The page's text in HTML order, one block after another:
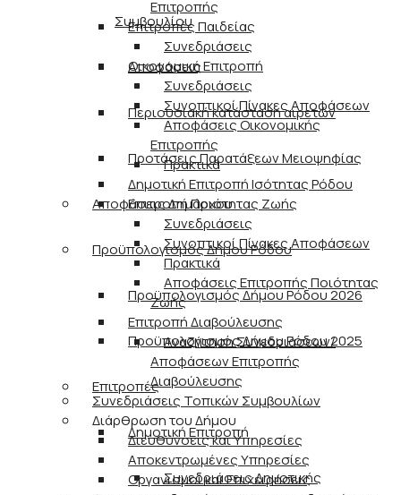
Συμβουλίου
Αποφάσεις
Περιουσιακή κατάσταση αιρετών
Προτάσεις Παρατάξεων Μειοψηφίας
Αποφάσεις Δημάρχου
Προϋπολογισμός Δήμου Ρόδου
Προϋπολογισμός Δήμου Ρόδου 2026
Προϋπολογισμός Δήμου Ρόδου 2025
Επιτροπές
Δημοτική Επιτροπή
Συνεδριάσεις Δημοτικής
Επιτροπής
Επιτροπές Παιδείας
Συνεδριάσεις
Οικονομική Επιτροπή
Συνεδριάσεις
Συνοπτικοί Πίνακες Αποφάσεων
Αποφάσεις Οικονομικής
Επιτροπής
Πρακτικά
Δημοτική Επιτροπή Ισότητας Ρόδου
Επιτροπή Ποιότητας Ζωής
Συνεδριάσεις
Συνοπτικοί Πίνακες Αποφάσεων
Πρακτικά
Αποφάσεις Επιτροπής Ποιότητας
Ζωής
Επιτροπή Διαβούλευσης
Αναζήτηση Συνεδριάσεων/
Αποφάσεων Επιτροπής
Διαβούλευσης
Συνεδριάσεις Τοπικών Συμβουλίων
Διάρθρωση του Δήμου
Διευθύνσεις και Υπηρεσίες
Αποκεντρωμένες Υπηρεσίες
Οργανισμοί και Επιχειρήσεις